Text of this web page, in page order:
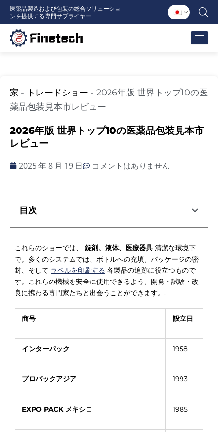
医薬品製造および包装の総合ソリューショ
ンを提供する専門サプライヤー
家 - トレードショー - 2026年版 世界トップ10の医
薬品包装見本市レビュー
2026年版 世界トップ10の医薬品包装見本市
レビュー
2025 年 8 月 19 日 コメントはありません
目次
これらのショーでは、 錠剤、液体、医療器具 清潔な環境下
で。多くのシステムでは、ボトルへの充填、パッケージの密
封、そして ラベルを印刷する 各製品の追跡に役立つもので
す。これらの機械を安全に使用できるよう、開発・試験・改
良に携わる専門家たちと出会うことができます。.
商号 設立日
インターパック 1958
プロパックアジア 1993
EXPO PACK メキシコ 1985